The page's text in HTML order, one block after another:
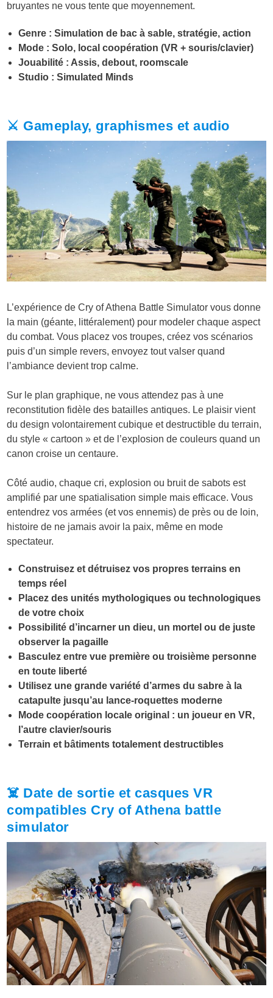
bruyantes ne vous tente que moyennement.
Genre : Simulation de bac à sable, stratégie, action
Mode : Solo, local coopération (VR + souris/clavier)
Jouabilité : Assis, debout, roomscale
Studio : Simulated Minds
⚔️ Gameplay, graphismes et audio
L’expérience de Cry of Athena Battle Simulator vous donne
la main (géante, littéralement) pour modeler chaque aspect
du combat. Vous placez vos troupes, créez vos scénarios
puis d’un simple revers, envoyez tout valser quand
l’ambiance devient trop calme.
Sur le plan graphique, ne vous attendez pas à une
reconstitution fidèle des batailles antiques. Le plaisir vient
du design volontairement cubique et destructible du terrain,
du style « cartoon » et de l’explosion de couleurs quand un
canon croise un centaure.
Côté audio, chaque cri, explosion ou bruit de sabots est
amplifié par une spatialisation simple mais efficace. Vous
entendrez vos armées (et vos ennemis) de près ou de loin,
histoire de ne jamais avoir la paix, même en mode
spectateur.
Construisez et détruisez vos propres terrains en
temps réel
Placez des unités mythologiques ou technologiques
de votre choix
Possibilité d’incarner un dieu, un mortel ou de juste
observer la pagaille
Basculez entre vue première ou troisième personne
en toute liberté
Utilisez une grande variété d’armes du sabre à la
catapulte jusqu’au lance-roquettes moderne
Mode coopération locale original : un joueur en VR,
l’autre clavier/souris
Terrain et bâtiments totalement destructibles
☠️ Date de sortie et casques VR
compatibles Cry of Athena battle
simulator